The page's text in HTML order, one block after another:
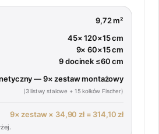
9,72 m²
45× 120×15 cm
9× 60×15 cm
9 docinek ≤60 cm
— 9× zestaw montażowy
(3 listwy stalowe + 15 kołków Fischer)
9× zestaw × 34,90 zł = 314,10 zł